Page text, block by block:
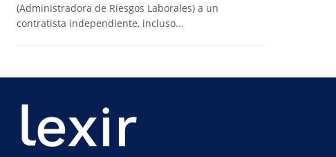
(Administradora de Riesgos Laborales) a un
contratista independiente, incluso...